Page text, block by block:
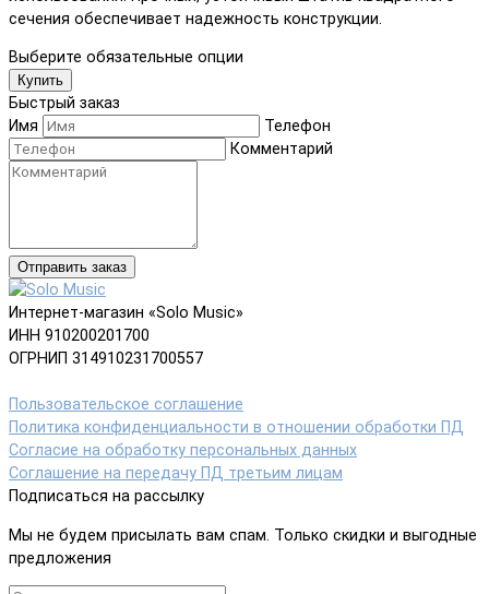
сечения обеспечивает надежность конструкции.
Выберите обязательные опции
Купить
Быстрый заказ
Имя
Телефон
Комментарий
Отправить заказ
Интернет-магазин «Solo Music»
ИНН 910200201700
ОГРНИП 314910231700557
Пользовательское соглашение
Политика конфиденциальности в отношении обработки ПД
Согласие на обработку персональных данных
Соглашение на передачу ПД третьим лицам
Подписаться на рассылку
Мы не будем присылать вам спам. Только скидки и выгодные
предложения